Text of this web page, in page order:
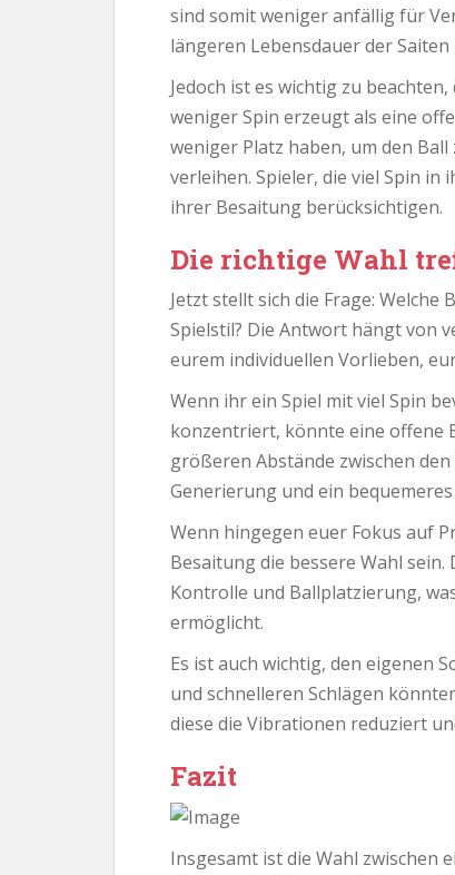
sind somit weniger anfällig für
längeren Lebensdauer der
Jedoch ist es wichtig zu
weniger Spin erzeugt als eine
weniger Platz haben, um den
verleihen. Spieler, die viel Spin in
ihrer Besaitung berücksichtigen.
Die richtige Wahl
Jetzt stellt sich die Frage:
Spielstil? Die Antwort hängt von
eurem individuellen Vorlieben,
Wenn ihr ein Spiel mit viel Spin
konzentriert, könnte eine offene
größeren Abstände zwischen
Generierung und ein
Wenn hingegen euer Fokus auf
Besaitung die bessere Wahl
Kontrolle und Ballplatzierung,
ermöglicht.
Es ist auch wichtig, den eigenen
und schnelleren Schlägen
diese die Vibrationen reduziert
Fazit
Insgesamt ist die Wahl zwischen